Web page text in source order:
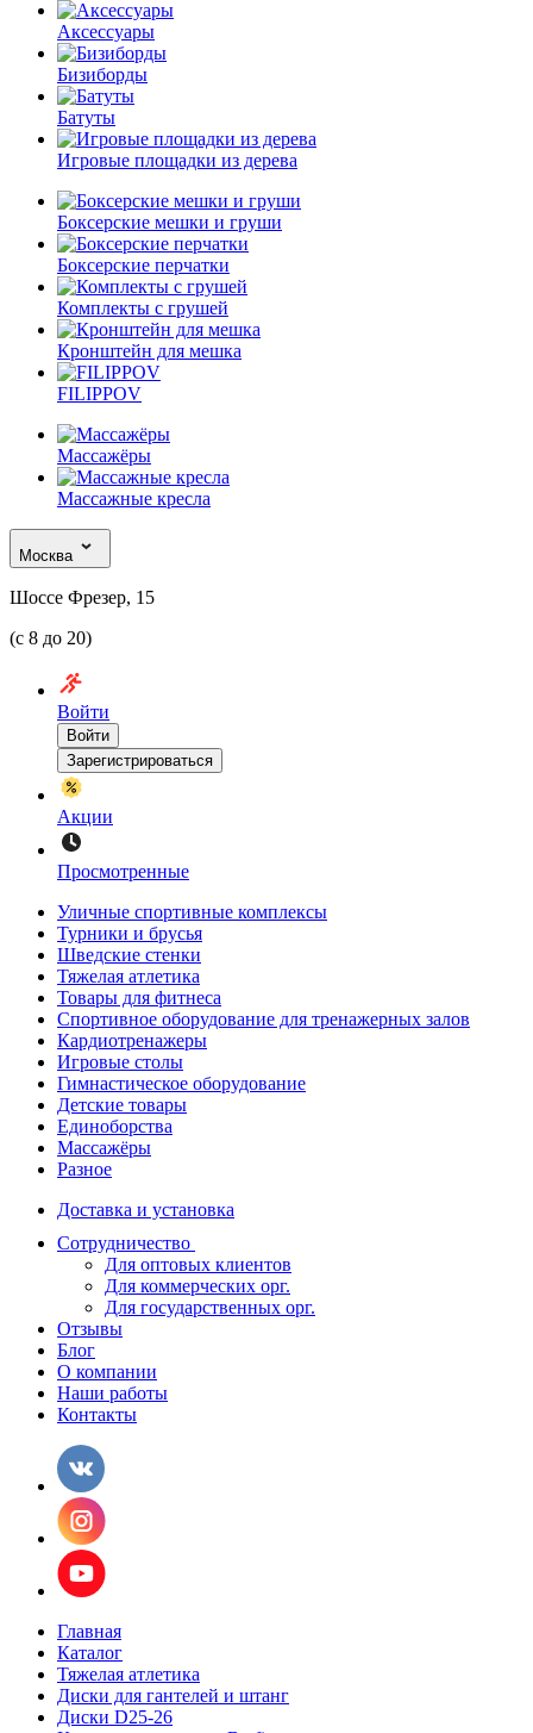
Аксессуары
Бизиборды
Батуты
Игровые площадки из дерева
Боксерские мешки и груши
Боксерские перчатки
Комплекты с грушей
Кронштейн для мешка
FILIPPOV
Массажёры
Массажные кресла
Москва
Шоссе Фрезер, 15
(с 8 до 20)
Войти
Войти
Зарегистрироваться
Акции
Просмотренные
Уличные спортивные комплексы
Турники и брусья
Шведские стенки
Тяжелая атлетика
Товары для фитнеса
Спортивное оборудование для тренажерных залов
Кардиотренажеры
Игровые столы
Гимнастическое оборудование
Детские товары
Единоборства
Массажёры
Разное
Доставка и установка
Сотрудничество
Для оптовых клиентов
Для коммерческих орг.
Для государственных орг.
Отзывы
Блог
О компании
Наши работы
Контакты
Главная
Каталог
Тяжелая атлетика
Диски для гантелей и штанг
Диски D25-26